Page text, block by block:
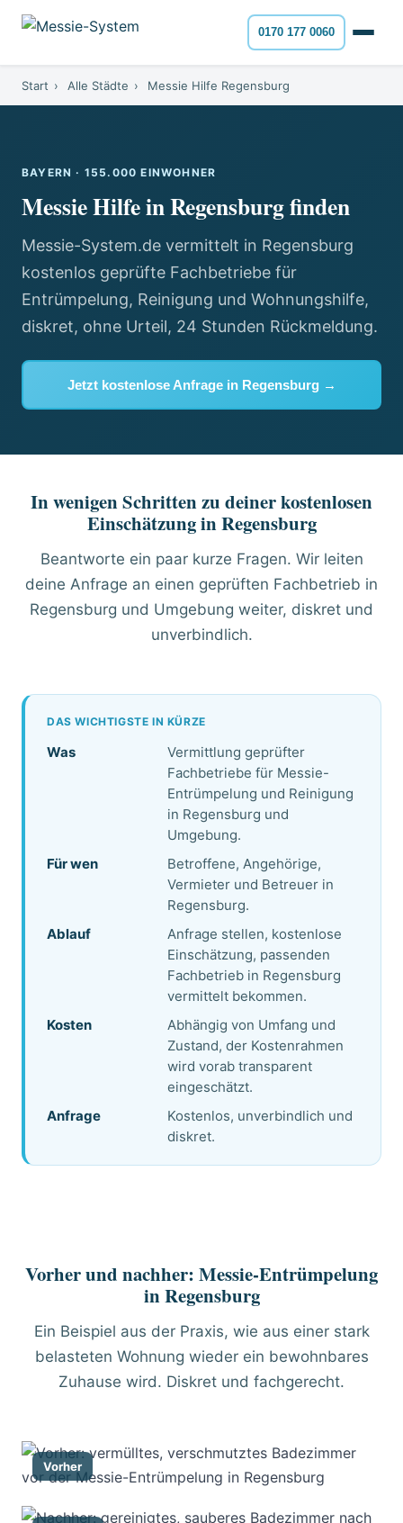
0170 177 0060
Start › Alle Städte › Messie Hilfe Regensburg
BAYERN · 155.000 EINWOHNER
Messie Hilfe in Regensburg finden
Messie-System.de vermittelt in Regensburg
kostenlos geprüfte Fachbetriebe für
Entrümpelung, Reinigung und Wohnungshilfe,
diskret, ohne Urteil, 24 Stunden Rückmeldung.
Jetzt kostenlose Anfrage in Regensburg →
In wenigen Schritten zu deiner kostenlosen
Einschätzung in Regensburg
Beantworte ein paar kurze Fragen. Wir leiten
deine Anfrage an einen geprüften Fachbetrieb in
Regensburg und Umgebung weiter, diskret und
unverbindlich.
DAS WICHTIGSTE IN KÜRZE
Was
Vermittlung geprüfter
Fachbetriebe für Messie-
Entrümpelung und Reinigung
in Regensburg und
Umgebung.
Für wen
Betroffene, Angehörige,
Vermieter und Betreuer in
Regensburg.
Ablauf
Anfrage stellen, kostenlose
Einschätzung, passenden
Fachbetrieb in Regensburg
vermittelt bekommen.
Kosten
Abhängig von Umfang und
Zustand, der Kostenrahmen
wird vorab transparent
eingeschätzt.
Anfrage
Kostenlos, unverbindlich und
diskret.
Vorher und nachher: Messie-Entrümpelung
in Regensburg
Ein Beispiel aus der Praxis, wie aus einer stark
belasteten Wohnung wieder ein bewohnbares
Zuhause wird. Diskret und fachgerecht.
Vorher